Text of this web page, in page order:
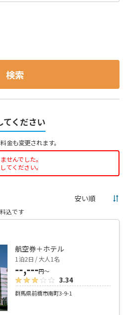
検索
ください
金も変更されます。
せんでした。
てください。
込です
航空券＋ホテル
1泊2日 / 大人1名
--,---円～
3.34
群馬県前橋市南町3-9-1